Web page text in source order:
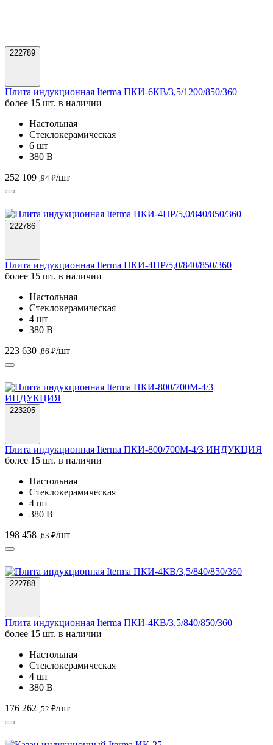
Настольная
380 В
252 109,94 ₽ /шт
222786
Плита индукционная Iterma ПКИ-4ПР/5,0/840/850/360
Настольная
380 В
223 630,86 ₽ /шт
более 15 шт. в наличии
Настольная
380 В
198 458,63 ₽ /шт
222788
Плита индукционная Iterma ПКИ-4КВ/3,5/840/850/360
Настольная
380 В
176 262,52 ₽ /шт
205171
Казан индукционный Iterma ИК-25